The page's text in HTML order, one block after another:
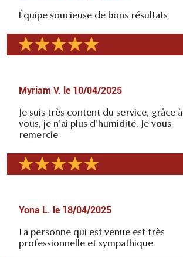
Équipe soucieuse de bons résultats
Myriam V. le 10/04/2025
Je suis très content du service, grâce à
vous, je n'ai plus d'humidité. Je vous
remercie
Yona L. le 18/04/2025
La personne qui est venue est très
professionnelle et sympathique